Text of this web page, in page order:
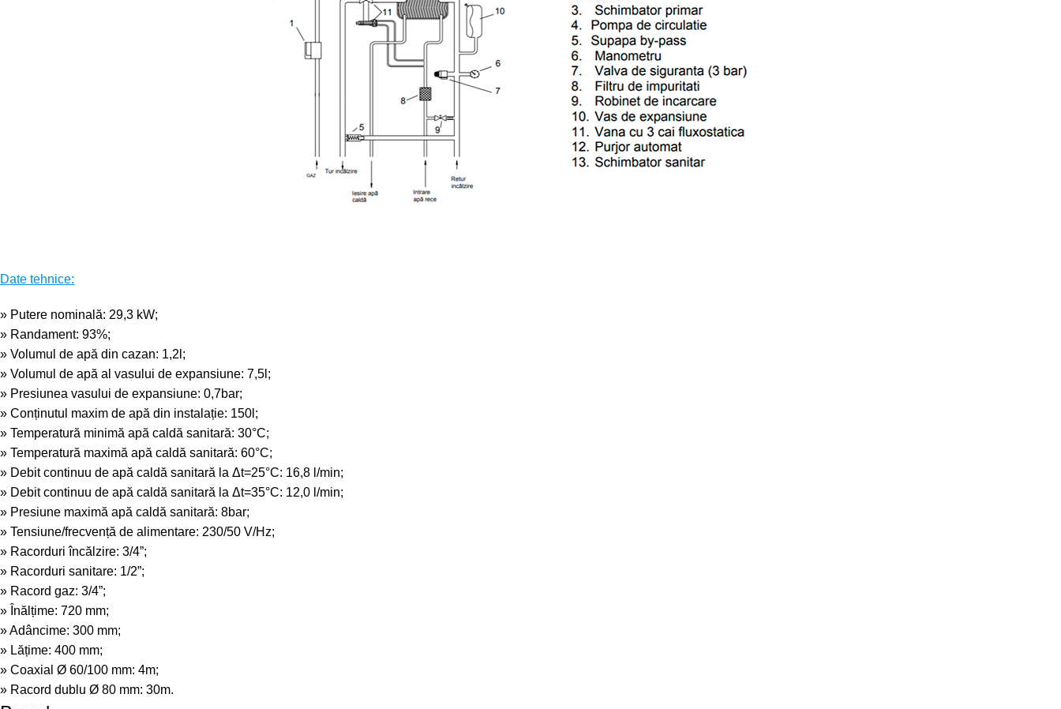
Date tehnice:
» Putere nominală: 29,3 kW;
» Randament: 93%;
» Volumul de apă din cazan: 1,2l;
» Volumul de apă al vasului de expansiune: 7,5l;
» Presiunea vasului de expansiune: 0,7bar;
» Conținutul maxim de apă din instalație: 150l;
» Temperatură minimă apă caldă sanitară: 30°C;
» Temperatură maximă apă caldă sanitară: 60°C;
» Debit continuu de apă caldă sanitară la Δt=25°C: 16,8 l/min;
» Debit continuu de apă caldă sanitară la Δt=35°C: 12,0 l/min;
» Presiune maximă apă caldă sanitară: 8bar;
» Tensiune/frecvență de alimentare: 230/50 V/Hz;
» Racorduri încălzire: 3/4”;
» Racorduri sanitare: 1/2”;
» Racord gaz: 3/4”;
» Înălțime: 720 mm;
» Adâncime: 300 mm;
» Lățime: 400 mm;
» Coaxial Ø 60/100 mm: 4m;
» Racord dublu Ø 80 mm: 30m.